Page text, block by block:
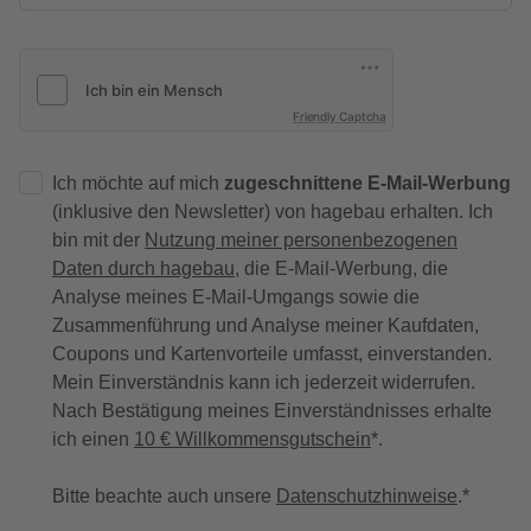
Friendly Captcha
Ich möchte auf mich zugeschnittene E-Mail-Werbung
(inklusive den Newsletter) von hagebau erhalten. Ich
bin mit der Nutzung meiner personenbezogenen
Daten durch hagebau, die E-Mail-Werbung, die
Analyse meines E-Mail-Umgangs sowie die
Zusammenführung und Analyse meiner Kaufdaten,
Coupons und Kartenvorteile umfasst, einverstanden.
Mein Einverständnis kann ich jederzeit widerrufen.
Nach Bestätigung meines Einverständnisses erhalte
ich einen 10 € Willkommensgutschein*.
Bitte beachte auch unsere Datenschutzhinweise.